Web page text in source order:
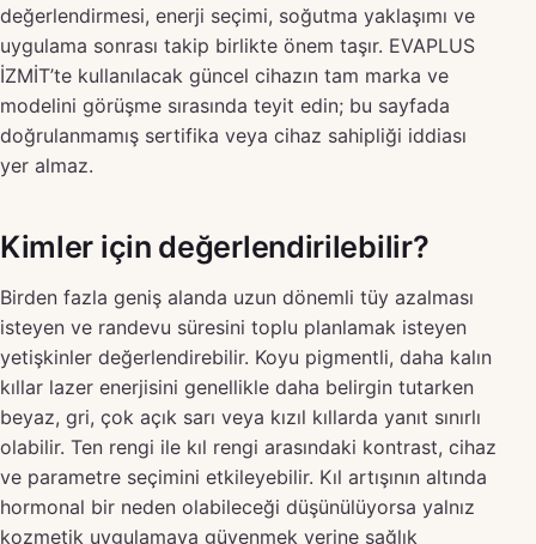
değerlendirmesi, enerji seçimi, soğutma yaklaşımı ve
uygulama sonrası takip birlikte önem taşır. EVAPLUS
İZMİT’te kullanılacak güncel cihazın tam marka ve
modelini görüşme sırasında teyit edin; bu sayfada
doğrulanmamış sertifika veya cihaz sahipliği iddiası
yer almaz.
Kimler için değerlendirilebilir?
Birden fazla geniş alanda uzun dönemli tüy azalması
isteyen ve randevu süresini toplu planlamak isteyen
yetişkinler değerlendirebilir. Koyu pigmentli, daha kalın
kıllar lazer enerjisini genellikle daha belirgin tutarken
beyaz, gri, çok açık sarı veya kızıl kıllarda yanıt sınırlı
olabilir. Ten rengi ile kıl rengi arasındaki kontrast, cihaz
ve parametre seçimini etkileyebilir. Kıl artışının altında
hormonal bir neden olabileceği düşünülüyorsa yalnız
kozmetik uygulamaya güvenmek yerine sağlık